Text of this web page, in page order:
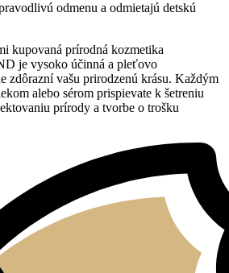
odmenu a odmietajú detskú
kupovaná prírodná kozmetika
je vysoko účinná a pleťovo
zdôrazní vašu prirodzenú krásu. Každým
alebo sérom prispievate k šetreniu
prírody a tvorbe o trošku